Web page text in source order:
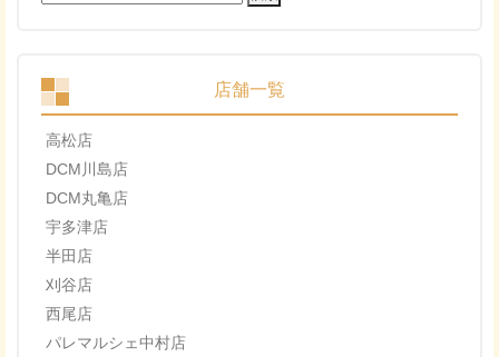
索:
店舗一覧
高松店
DCM川島店
DCM丸亀店
宇多津店
半田店
刈谷店
西尾店
パレマルシェ中村店